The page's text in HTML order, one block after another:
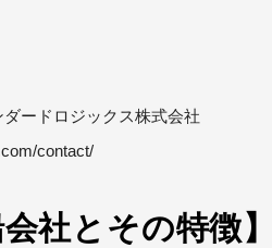
ードロジックス株式会社
contact/
会社とその特